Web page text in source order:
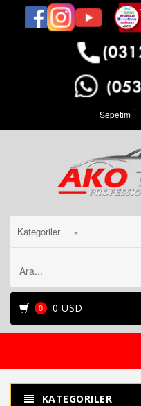
Sepetim
Kategoriler
0 0 USD
KATEGORILER